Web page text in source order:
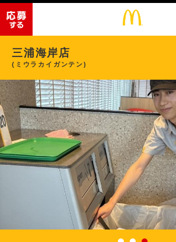
三浦海岸店
(ミウラカイガンテン)